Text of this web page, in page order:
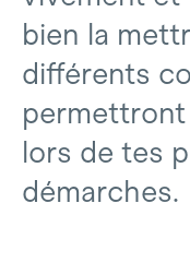
bien la
différents
lors de tes
démarches.